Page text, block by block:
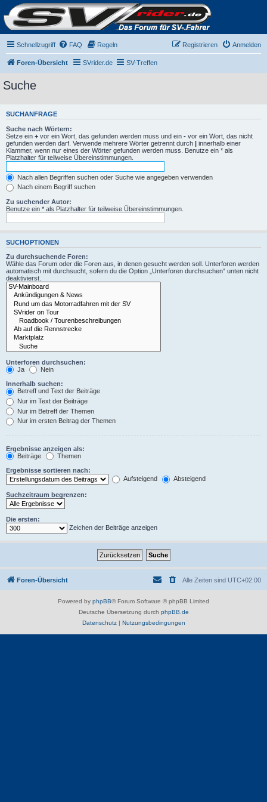
Schnellzugriff FAQ Regeln Anmelden
Registrieren
Foren-Übersicht SVrider.de SV-Treffen
Suche
SUCHANFRAGE
Suche nach Wörtern:
Setze ein + vor ein Wort, das gefunden werden muss und ein - vor ein Wort, das nicht
gefunden werden darf. Verwende mehrere Wörter getrennt durch | innerhalb einer
Klammer, wenn nur eines der Wörter gefunden werden muss. Benutze ein * als
Platzhalter für teilweise Übereinstimmungen.
Nach allen Begriffen suchen oder Suche wie angegeben verwenden
Nach einem Begriff suchen
Zu suchender Autor:
Benutze ein * als Platzhalter für teilweise Übereinstimmungen.
SUCHOPTIONEN
Zu durchsuchende Foren:
Wähle das Forum oder die Foren aus, in denen gesucht werden soll. Unterforen werden
automatisch mit durchsucht, sofern du die Option „Unterforen durchsuchen“ unten nicht
deaktivierst.
Unterforen durchsuchen:
Ja
Nein
Innerhalb suchen:
Betreff und Text der Beiträge
Nur im Text der Beiträge
Nur im Betreff der Themen
Nur im ersten Beitrag der Themen
Ergebnisse anzeigen als:
Beiträge
Themen
Ergebnisse sortieren nach:
Aufsteigend
Absteigend
Suchzeitraum begrenzen:
Die ersten:
Zeichen der Beiträge anzeigen
Foren-Übersicht Alle Zeiten sind UTC+02:00
Powered by phpBB® Forum Software © phpBB Limited
Deutsche Übersetzung durch phpBB.de
Datenschutz| Nutzungsbedingungen